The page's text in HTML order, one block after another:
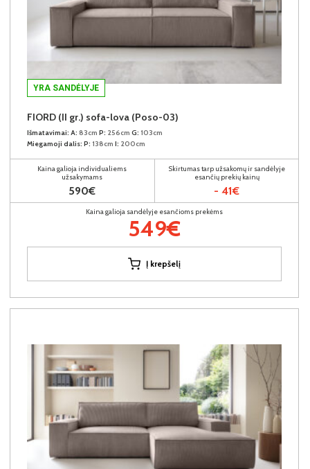
YRA SANDĖLYJE
FIORD (II gr.) sofa-lova (Poso-03)
Išmatavimai: A: 83cm P: 256cm G: 103cm
Miegamoji dalis: P: 138cm I: 200cm
Kaina galioja individualiems
užsakymams
590€
Skirtumas tarp užsakomų ir sandėlyje
esančių prekių kainų
- 41€
Kaina galioja sandėlyje esančioms prekėms
549€
Į krepšelį